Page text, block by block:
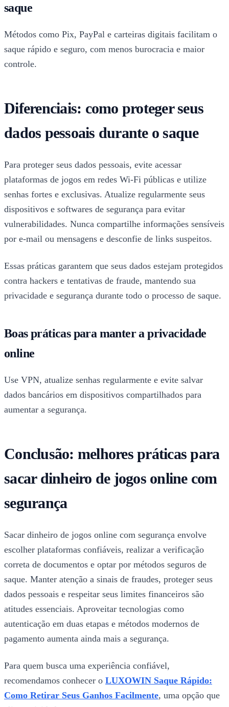
saque
Métodos como Pix, PayPal e carteiras digitais facilitam o
saque rápido e seguro, com menos burocracia e maior
controle.
Diferenciais: como proteger seus
dados pessoais durante o saque
Para proteger seus dados pessoais, evite acessar
plataformas de jogos em redes Wi-Fi públicas e utilize
senhas fortes e exclusivas. Atualize regularmente seus
dispositivos e softwares de segurança para evitar
vulnerabilidades. Nunca compartilhe informações sensíveis
por e-mail ou mensagens e desconfie de links suspeitos.
Essas práticas garantem que seus dados estejam protegidos
contra hackers e tentativas de fraude, mantendo sua
privacidade e segurança durante todo o processo de saque.
Boas práticas para manter a privacidade
online
Use VPN, atualize senhas regularmente e evite salvar
dados bancários em dispositivos compartilhados para
aumentar a segurança.
Conclusão: melhores práticas para
sacar dinheiro de jogos online com
segurança
Sacar dinheiro de jogos online com segurança envolve
escolher plataformas confiáveis, realizar a verificação
correta de documentos e optar por métodos seguros de
saque. Manter atenção a sinais de fraudes, proteger seus
dados pessoais e respeitar seus limites financeiros são
atitudes essenciais. Aproveitar tecnologias como
autenticação em duas etapas e métodos modernos de
pagamento aumenta ainda mais a segurança.
Para quem busca uma experiência confiável,
recomendamos conhecer o LUXOWIN Saque Rápido:
Como Retirar Seus Ganhos Facilmente, uma opção que